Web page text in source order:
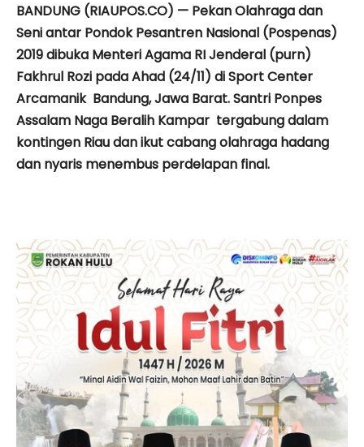
BANDUNG (RIAUPOS.CO) — Pekan Olahraga dan
Seni antar Pondok Pesantren Nasional (Pospenas)
2019 dibuka Menteri Agama RI Jenderal (purn)
Fakhrul Rozi pada Ahad (24/11) di Sport Center
Arcamanik Bandung, Jawa Barat. Santri Ponpes
Assalam Naga Beralih Kampar tergabung dalam
kontingen Riau dan ikut cabang olahraga hadang
dan nyaris menembus perdelapan final.